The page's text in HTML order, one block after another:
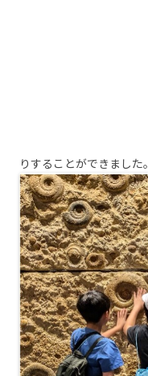
りすることができました。